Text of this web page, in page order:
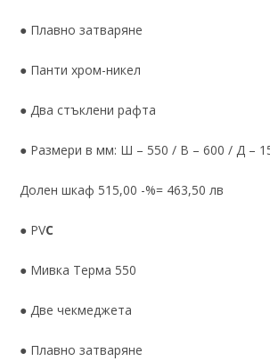
● Плавно затваряне
● Панти хром-никел
● Два стъклени рафта
● Размери в мм: Ш – 550 / В – 600 / Д –
Долен шкаф 515,00 -%= 463,50 лв
● PVC
● Мивка Терма 550
● Две чекмеджета
● Плавно затваряне